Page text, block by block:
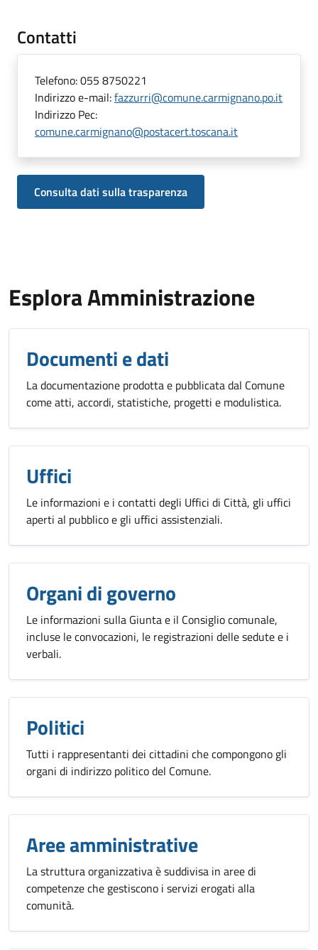
Contatti
Telefono:055 8750221
Indirizzo e-mail:fazzurri@comune.carmignano.po.it
Indirizzo Pec:
comune.carmignano@postacert.toscana.it
Consulta dati sulla trasparenza
Esplora Amministrazione
Documenti e dati
La documentazione prodotta e pubblicata dal Comune
come atti, accordi, statistiche, progetti e modulistica.
Uffici
Le informazioni e i contatti degli Uffici di Città, gli uffici
aperti al pubblico e gli uffici assistenziali.
Organi di governo
Le informazioni sulla Giunta e il Consiglio comunale,
incluse le convocazioni, le registrazioni delle sedute e i
verbali.
Politici
Tutti i rappresentanti dei cittadini che compongono gli
organi di indirizzo politico del Comune.
Aree amministrative
La struttura organizzativa è suddivisa in aree di
competenze che gestiscono i servizi erogati alla
comunità.